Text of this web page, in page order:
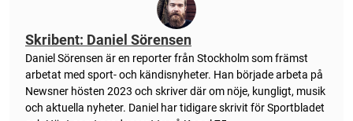
Skribent: Daniel Sörensen
Daniel Sörensen är en reporter från Stockholm som främst
arbetat med sport- och kändisnyheter. Han började arbeta på
Newsner hösten 2023 och skriver där om nöje, kungligt, musik
och aktuella nyheter. Daniel har tidigare skrivit för Sportbladet